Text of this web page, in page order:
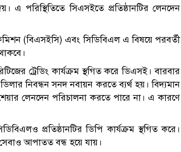
এ পরিস্থিতিতে সিএসইতে প্রতিষ্ঠানটির লেনদেন
কমিশন (বিএসইসি) এবং সিডিবিএল এ বিষয়ে পরবর্তী
ট্রেডিং কার্যক্রম স্থগিত করে ডিএসই। বারবার
নিবন্ধন সনদ নবায়ন করতে ব্যর্থ হয়। বিদ্যমান
লেনদেন পরিচালনা করতে পারে না। এ কারণে
প্রতিষ্ঠানটির ডিপি কার্যক্রম স্থগিত করে।
সেবাও আপাতত বন্ধ হয়ে যায়।